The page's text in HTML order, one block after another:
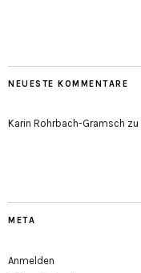
NEUESTE KOMMENTARE
Karin Rohrbach-Gramsch zu
META
Anmelden